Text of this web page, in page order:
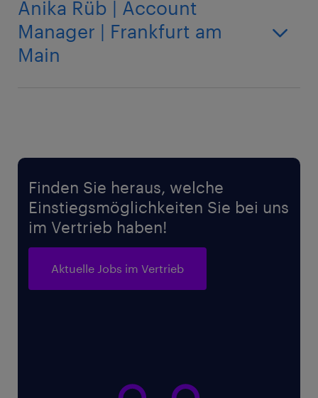
Anika Rüb | Account
Manager | Frankfurt am
Main
Finden Sie heraus, welche
Einstiegsmöglichkeiten Sie bei uns
im Vertrieb haben!
Aktuelle Jobs im Vertrieb